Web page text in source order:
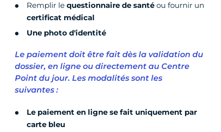
Remplir le questionnaire de santé ou fournir un
certificat médical
Une photo d'identité
Le paiement doit être fait dès la validation du
dossier, en ligne ou directement au Centre
Point du jour. Les modalités sont les
suivantes :
Le paiement en ligne se fait uniquement par
carte bleu